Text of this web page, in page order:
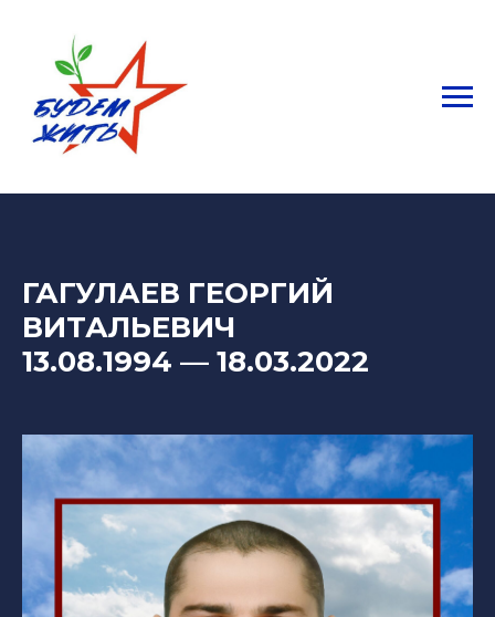
ГАГУЛАЕВ ГЕОРГИЙ
ВИТАЛЬЕВИЧ
13.08.1994 — 18.03.2022